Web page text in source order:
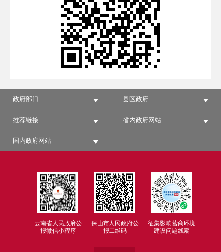
政府部门 县区政府
推荐链接 省内政府网站
国内政府网站
云南省人民政府公
报微信小程序
保山市人民政府公
报二维码
征集影响营商环境
建设问题线索